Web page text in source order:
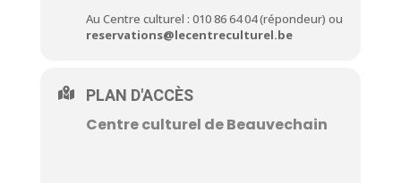
Au Centre culturel : 010 86 64 04 (répondeur) ou
reservations@lecentreculturel.be
PLAN D'ACCÈS
Centre culturel de Beauvechain